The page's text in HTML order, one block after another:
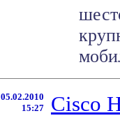
05.02.2010
15:27
Cisco